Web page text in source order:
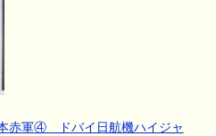
赤軍④ ドバイ日航機ハイジャ